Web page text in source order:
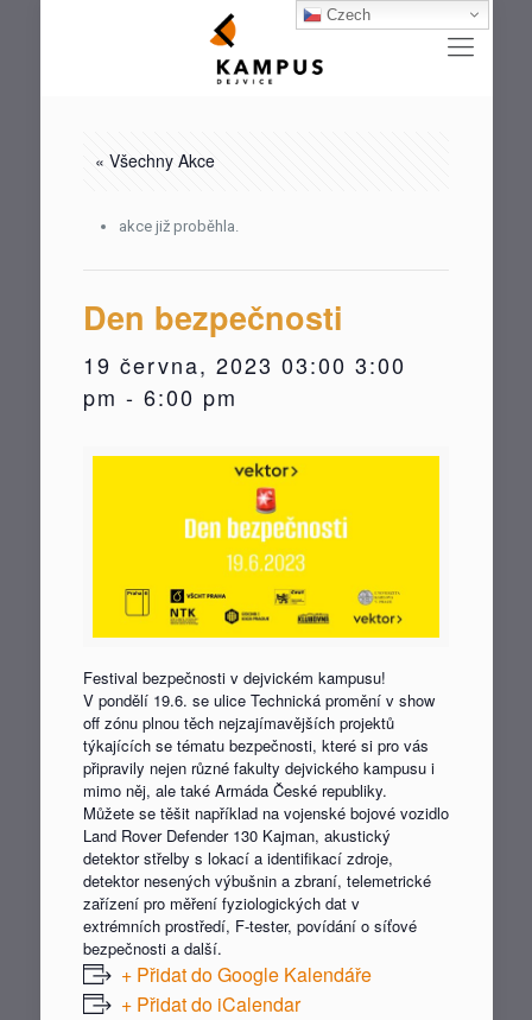
« Všechny Akce
akce již proběhla.
Den bezpečnosti
19 června, 2023 03:00 3:00
pm - 6:00 pm
Festival bezpečnosti v dejvickém kampusu!
V pondělí 19.6. se ulice Technická promění v show
off zónu plnou těch nejzajímavějších projektů
týkajících se tématu bezpečnosti, které si pro vás
připravily nejen různé fakulty dejvického kampusu i
mimo něj, ale také Armáda České republiky.
Můžete se těšit například na vojenské bojové vozidlo
Land Rover Defender 130 Kajman, akustický
detektor střelby s lokací a identifikací zdroje,
detektor nesených výbušnin a zbraní, telemetrické
zařízení pro měření fyziologických dat v
extrémních prostředí, F-tester, povídání o síťové
bezpečnosti a další.
+ Přidat do Google Kalendáře
+ Přidat do iCalendar
Czech